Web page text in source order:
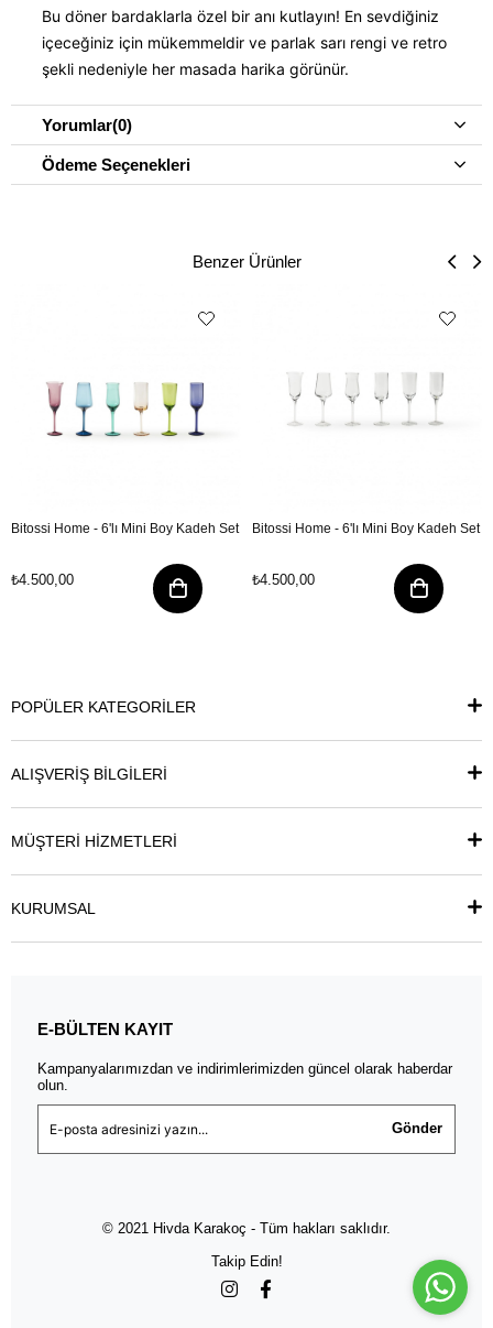
Bu döner bardaklarla özel bir anı kutlayın! En sevdiğiniz
içeceğiniz için mükemmeldir ve parlak sarı rengi ve retro
şekli nedeniyle her masada harika görünür.
Yorumlar(0)
Ödeme Seçenekleri
Benzer Ürünler
Bitossi Home - 6'lı Mini Boy Kadeh Set
₺4.500,00
Bitossi Home - 6'lı Mini Boy Kadeh Set
₺4.500,00
POPÜLER KATEGORİLER
ALIŞVERİŞ BİLGİLERİ
MÜŞTERİ HİZMETLERİ
KURUMSAL
E-BÜLTEN KAYIT
Kampanyalarımızdan ve indirimlerimizden güncel olarak haberdar
olun.
Gönder
© 2021 Hivda Karakoç - Tüm hakları saklıdır.
Takip Edin!